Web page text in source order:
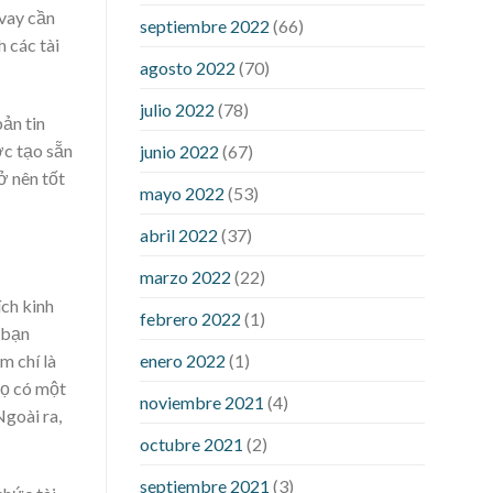
cần
các tài
tin
tạo sẵn
nên tốt
kinh
chí là
có một
ra,
cbd gummies reviews
gummies reviews
choicecbd gummies from shark tank
cbd gummies on shark tank for ed
cbd gummy bear recipe with jello
oil dosage calculator uk
dosage chart
cbd oil for sex
performance
cbd oil in hair
indiacbd oil to add to drinks
drops cbd thc gummies
honda cbd gummies para que sirve
experience with cbd oil
gummiesvigorprimex cbd gummies
septiembre 2022 (66)
agosto 2022 (70)
julio 2022 (78)
junio 2022 (67)
mayo 2022 (53)
abril 2022 (37)
marzo 2022 (22)
febrero 2022 (1)
enero 2022 (1)
noviembre 2021 (4)
octubre 2021 (2)
septiembre 2021 (3)